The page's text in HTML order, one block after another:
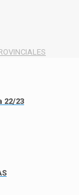
22/23